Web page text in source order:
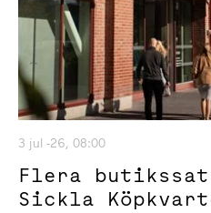
3 jul -26, 08:00
Flera
Sickla